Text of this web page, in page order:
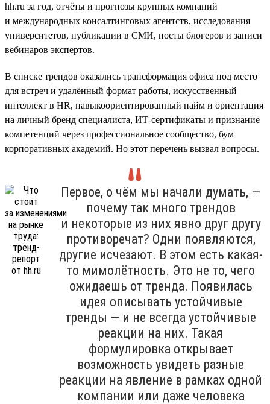
hh.ru за год, отчёты и прогнозы крупных компаний
и международных консалтинговых агентств, исследования
университетов, публикации в СМИ, посты блогеров и записи
вебинаров экспертов.
В списке трендов оказались трансформация офиса под место
для встреч и удалённый формат работы, искусственный
интеллект в HR, навыкоориентированный найм и ориентация
на личный бренд специалиста, ИТ-сертификаты и признание
компетенций через профессиональное сообщество, бум
корпоративных академий. Но этот перечень вызвал вопросы.
Первое, о чём мы начали думать, —
почему так много трендов
и некоторые из них явно друг другу
противоречат? Одни появляются,
другие исчезают. В этом есть какая-
то мимолётность. Это не то, чего
ожидаешь от тренда. Появилась
идея описывать устойчивые
тренды — и не всегда устойчивые
реакции на них. Такая
формулировка открывает
возможность увидеть разные
реакции на явление в рамках одной
компании или даже человека